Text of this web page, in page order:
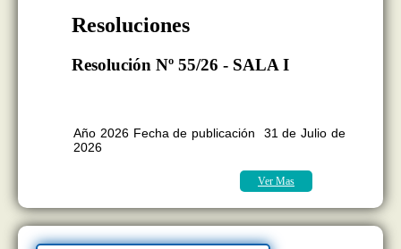
Resoluciones
Resolución Nº 55/26 - SALA I
Año 2026 Fecha de publicación 31 de Julio de
2026
Ver Mas